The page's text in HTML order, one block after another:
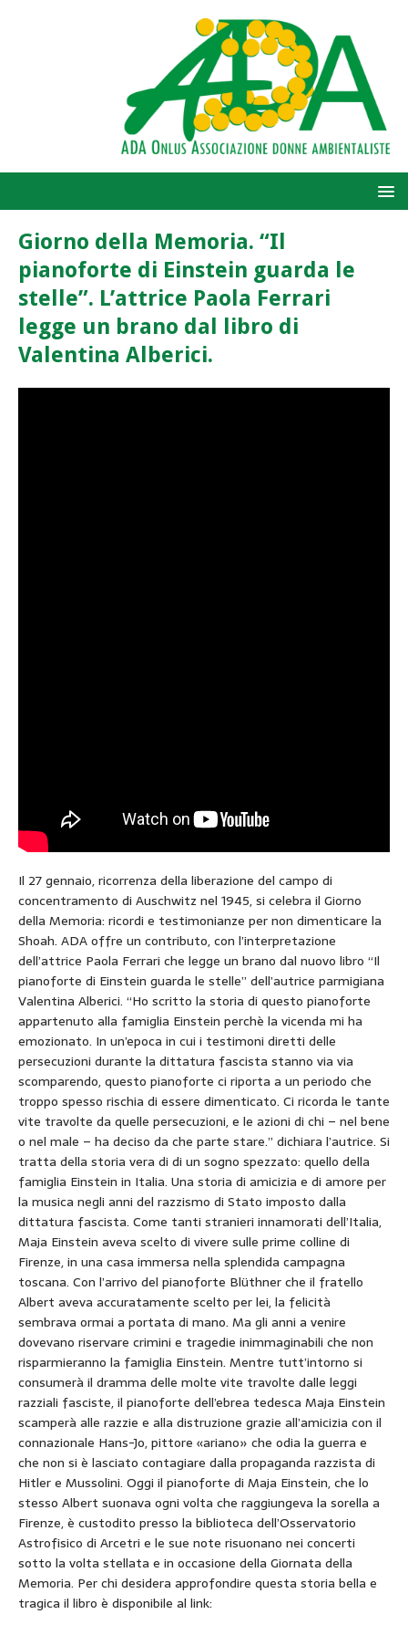
Giorno della Memoria. “Il
pianoforte di Einstein guarda le
stelle”. L’attrice Paola Ferrari
legge un brano dal libro di
Valentina Alberici.
Il 27 gennaio, ricorrenza della liberazione del campo di
concentramento di Auschwitz nel 1945, si celebra il Giorno
della Memoria: ricordi e testimonianze per non dimenticare la
Shoah. ADA offre un contributo, con l’interpretazione
dell’attrice Paola Ferrari che legge un brano dal nuovo libro “Il
pianoforte di Einstein guarda le stelle” dell’autrice parmigiana
Valentina Alberici. “Ho scritto la storia di questo pianoforte
appartenuto alla famiglia Einstein perchè la vicenda mi ha
emozionato. In un’epoca in cui i testimoni diretti delle
persecuzioni durante la dittatura fascista stanno via via
scomparendo, questo pianoforte ci riporta a un periodo che
troppo spesso rischia di essere dimenticato. Ci ricorda le tante
vite travolte da quelle persecuzioni, e le azioni di chi – nel bene
o nel male – ha deciso da che parte stare.” dichiara l’autrice. Si
tratta della storia vera di di un sogno spezzato: quello della
famiglia Einstein in Italia. Una storia di amicizia e di amore per
la musica negli anni del razzismo di Stato imposto dalla
dittatura fascista. Come tanti stranieri innamorati dell’Italia,
Maja Einstein aveva scelto di vivere sulle prime colline di
Firenze, in una casa immersa nella splendida campagna
toscana. Con l’arrivo del pianoforte Blüthner che il fratello
Albert aveva accuratamente scelto per lei, la felicità
sembrava ormai a portata di mano. Ma gli anni a venire
dovevano riservare crimini e tragedie inimmaginabili che non
risparmieranno la famiglia Einstein. Mentre tutt’intorno si
consumerà il dramma delle molte vite travolte dalle leggi
razziali fasciste, il pianoforte dell’ebrea tedesca Maja Einstein
scamperà alle razzie e alla distruzione grazie all’amicizia con il
connazionale Hans-Jo, pittore «ariano» che odia la guerra e
che non si è lasciato contagiare dalla propaganda razzista di
Hitler e Mussolini. Oggi il pianoforte di Maja Einstein, che lo
stesso Albert suonava ogni volta che raggiungeva la sorella a
Firenze, è custodito presso la biblioteca dell’Osservatorio
Astrofisico di Arcetri e le sue note risuonano nei concerti
sotto la volta stellata e in occasione della Giornata della
Memoria. Per chi desidera approfondire questa storia bella e
tragica il libro è disponibile al link: